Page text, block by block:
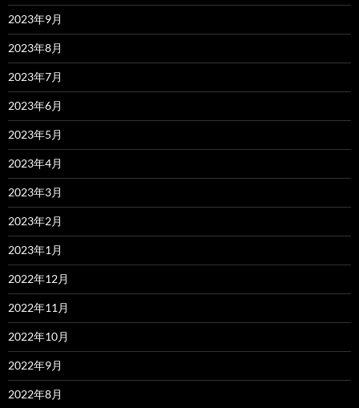
2023年9月
2023年8月
2023年7月
2023年6月
2023年5月
2023年4月
2023年3月
2023年2月
2023年1月
2022年12月
2022年11月
2022年10月
2022年9月
2022年8月